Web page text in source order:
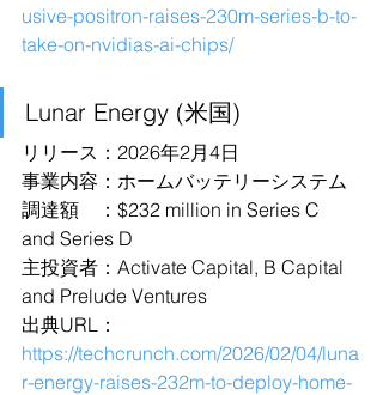
usive-positron-raises-230m-series-b-to-
take-on-nvidias-ai-chips/
Lunar Energy (米国)
リリース：2026年2月4日
事業内容：ホームバッテリーシステム
調達額　：$232 million in Series C
and Series D
主投資者：Activate Capital, B Capital
and Prelude Ventures
出典URL：
https://techcrunch.com/2026/02/04/luna
r-energy-raises-232m-to-deploy-home-